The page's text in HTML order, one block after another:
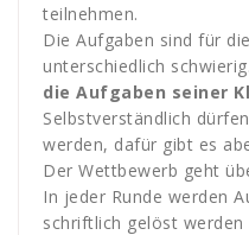
teilnehmen.
Die Aufgaben sind für
unterschiedlich schwierig.
die Aufgaben seiner
Selbstverständlich
werden, dafür gibt es
Der Wettbewerb geht
In jeder Runde werden
schriftlich gelöst